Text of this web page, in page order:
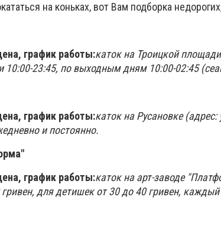
на коньках, вот Вам подборка
график работы:каток на Троицкой
10:00-23:45, по выходным дням 10:00-02:45
график работы:каток на Русановке
и постоянно.
график работы:каток на арт-заводе
для детишек от 30 до 40 гривен,